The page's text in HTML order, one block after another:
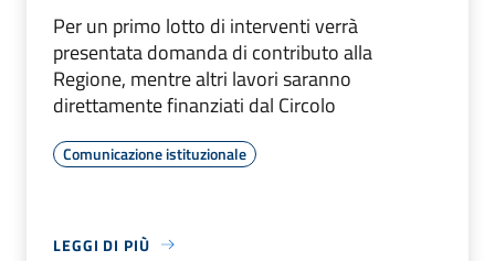
Per un primo lotto di interventi verrà
presentata domanda di contributo alla
Regione, mentre altri lavori saranno
direttamente finanziati dal Circolo
Comunicazione istituzionale
LEGGI DI PIÙ